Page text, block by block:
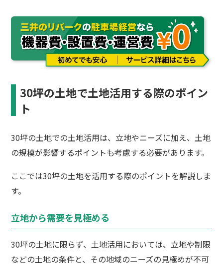
30坪の土地で土地活用する際のポイン
ト
30坪の土地での土地活用は、立地やニーズに加え、土地
の規模が影響するポイントも考慮する必要があります。
ここでは30坪の土地を活用する際のポイントを解説しま
す。
立地から需要を見極める
30坪の土地に限らず、土地活用においては、立地や制限
などの土地の条件と、その地域のニーズの見極めが不可